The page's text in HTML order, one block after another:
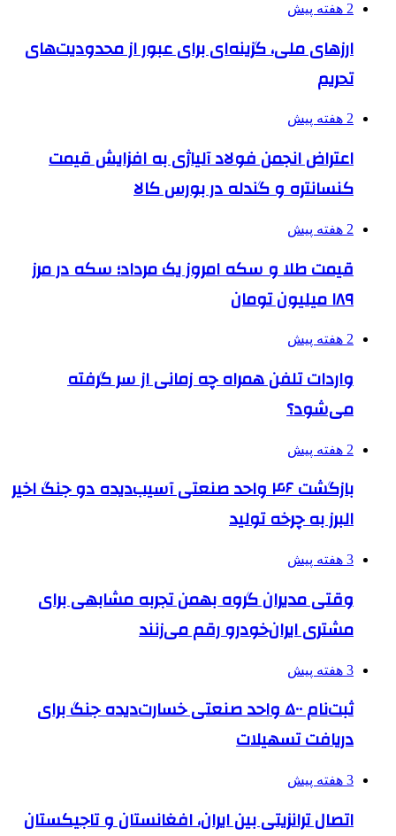
2 هفته پیش
ارزهای ملی، گزینه‌ای برای عبور از محدودیت‌های
تحریم
2 هفته پیش
اعتراض انجمن فولاد آلیاژی به افزایش قیمت
کنسانتره و گندله در بورس کالا
2 هفته پیش
قیمت طلا و سکه امروز یک مرداد؛ سکه در مرز
۱۸۹ میلیون تومان
2 هفته پیش
واردات تلفن همراه چه زمانی از سر گرفته
می‌شود؟
2 هفته پیش
بازگشت ۴۶ واحد صنعتی آسیب‌دیده دو جنگ اخیر
البرز به چرخه تولید
3 هفته پیش
وقتی مدیران گروه بهمن تجربه مشابهی برای
مشتری ایران‌خودرو رقم می‌زنند
3 هفته پیش
ثبت‌نام ۵۰۰ واحد صنعتی خسارت‌دیده جنگ برای
دریافت تسهیلات
3 هفته پیش
اتصال ترانزیتی بین ایران، افغانستان و تاجیکستان